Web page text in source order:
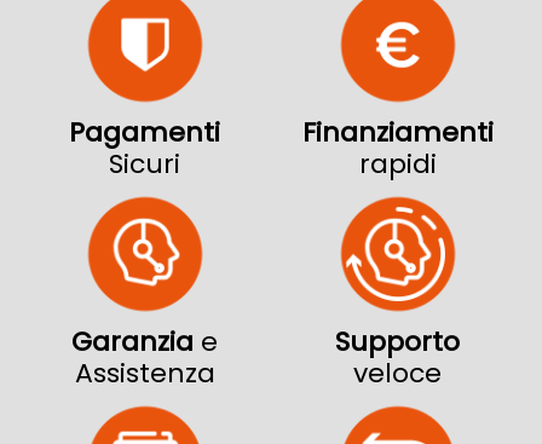
Pagamenti
Sicuri
Finanziamenti
rapidi
Garanzia e
Assistenza
Supporto
veloce